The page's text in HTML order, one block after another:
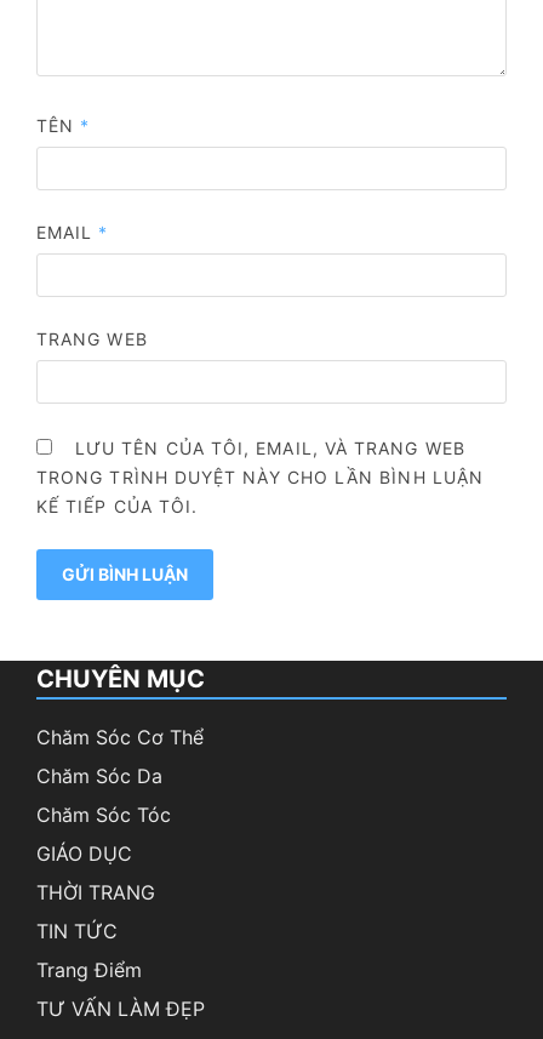
TÊN *
EMAIL *
TRANG WEB
LƯU TÊN CỦA TÔI, EMAIL, VÀ TRANG WEB
TRONG TRÌNH DUYỆT NÀY CHO LẦN BÌNH LUẬN
KẾ TIẾP CỦA TÔI.
CHUYÊN MỤC
Chăm Sóc Cơ Thể
Chăm Sóc Da
Chăm Sóc Tóc
GIÁO DỤC
THỜI TRANG
TIN TỨC
Trang Điểm
TƯ VẤN LÀM ĐẸP